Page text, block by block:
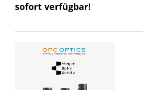
sofort verfügbar!